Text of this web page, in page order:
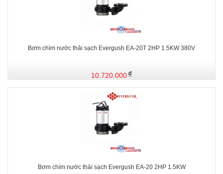
Bơm chìm nước thải sạch Evergush EA-20T 2HP 1.5KW 380V
10.720.000
Bơm chìm nước thải sạch Evergush EA-20 2HP 1.5KW